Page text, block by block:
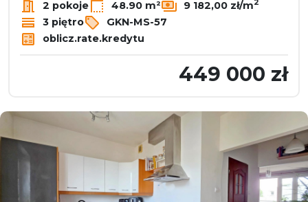
2 pokoje 48.90 m² 9 182,00 zł/m2
3 piętro
GKN-MS-57
oblicz.rate.kredytu
449 000 zł